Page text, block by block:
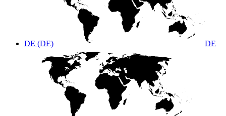
DE (DE) DE